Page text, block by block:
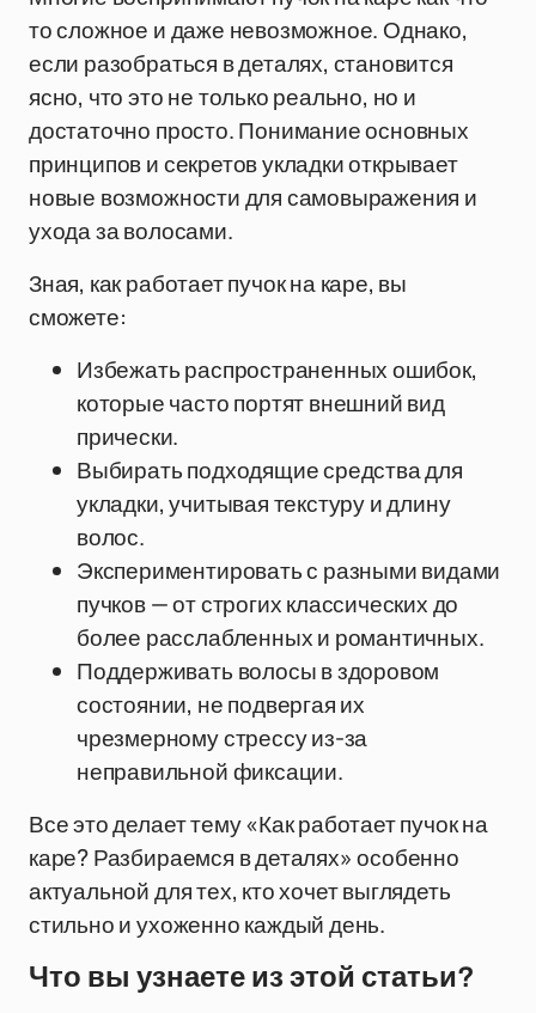
то сложное и даже невозможное. Однако,
если разобраться в деталях, становится
ясно, что это не только реально, но и
достаточно просто. Понимание основных
принципов и секретов укладки открывает
новые возможности для самовыражения и
ухода за волосами.
Зная, как работает пучок на каре, вы
сможете:
Избежать распространенных ошибок,
которые часто портят внешний вид
прически.
Выбирать подходящие средства для
укладки, учитывая текстуру и длину
волос.
Экспериментировать с разными видами
пучков — от строгих классических до
более расслабленных и романтичных.
Поддерживать волосы в здоровом
состоянии, не подвергая их
чрезмерному стрессу из-за
неправильной фиксации.
Все это делает тему «Как работает пучок на
каре? Разбираемся в деталях» особенно
актуальной для тех, кто хочет выглядеть
стильно и ухоженно каждый день.
Что вы узнаете из этой статьи?